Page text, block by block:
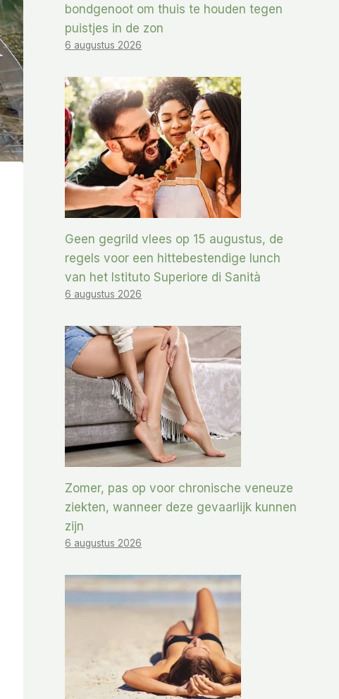
bondgenoot om thuis te houden tegen
puistjes in de zon
6 augustus 2026
Geen gegrild vlees op 15 augustus, de
regels voor een hittebestendige lunch
van het Istituto Superiore di Sanità
6 augustus 2026
Zomer, pas op voor chronische veneuze
ziekten, wanneer deze gevaarlijk kunnen
zijn
6 augustus 2026